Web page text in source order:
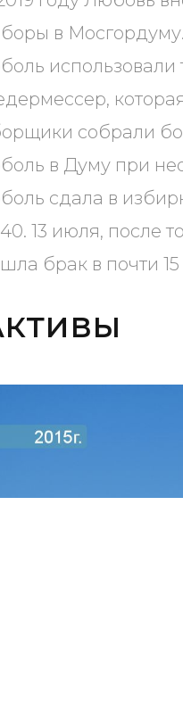
в
собрали
в Думу при
сдала в
13 июля, после
брак в почти